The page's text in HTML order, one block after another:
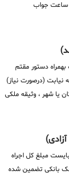
گذاری ملک شروع میشود و معمولا بعد از مدت 48 ساعت جواب
دستور مقتم
(درصورت نیاز)
یا شهر ، وثیقه ملکی
مبلغ کل اجراه
بانکی تضمین شده